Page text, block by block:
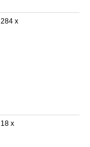
284 x
18 x